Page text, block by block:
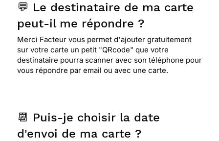
💬 Le destinataire de ma carte
peut-il me répondre ?
Merci Facteur vous permet d'ajouter gratuitement
sur votre carte un petit "QRcode" que votre
destinataire pourra scanner avec son téléphone pour
vous répondre par email ou avec une carte.
📆 Puis-je choisir la date
d'envoi de ma carte ?